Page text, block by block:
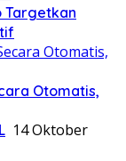
Targetkan
Otomatis,
14 Oktober